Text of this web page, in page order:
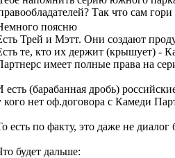
Так что сам
поясню
Трей и Мэтт. Они создают
те, кто их держит (крышует) -
имеет полные права на
есть (барабанная дробь)
кого нет оф.договора с Камеди
есть по факту, это даже не
будет дальше: